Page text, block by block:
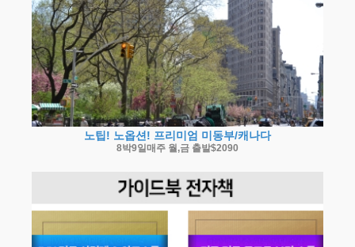
노팁! 노옵션! 프리미엄 미동부/캐나다
8박9일매주 월,금 출발$2090